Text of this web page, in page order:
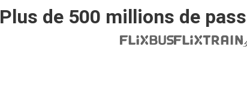
Plus de 500 millions de